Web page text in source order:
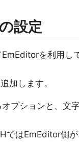
設定
を利用し
加します。
プションと、文
ではEmEditor側